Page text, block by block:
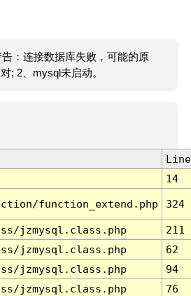
：连接数据库失败，可能的原
; 2、mysql未启动。
Line
14
function_extend.php 324
jzmysql.class.php
211
jzmysql.class.php
62
jzmysql.class.php
94
jzmysql.class.php 76